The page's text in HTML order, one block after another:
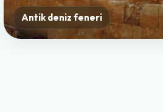
Antik deniz feneri